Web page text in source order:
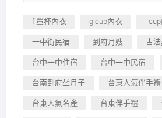
f 罩杯內衣 g cup內衣 i
一中街民宿 到府月嫂 古
台中一中住宿 台中一中民宿
台南到府坐月子 台東人氣伴手禮
台東人氣名產 台東伴手禮